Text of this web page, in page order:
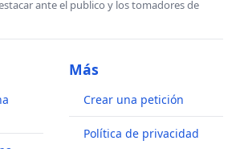
ante el publico y los tomadores de
Más
Crear una petición
Política de privacidad